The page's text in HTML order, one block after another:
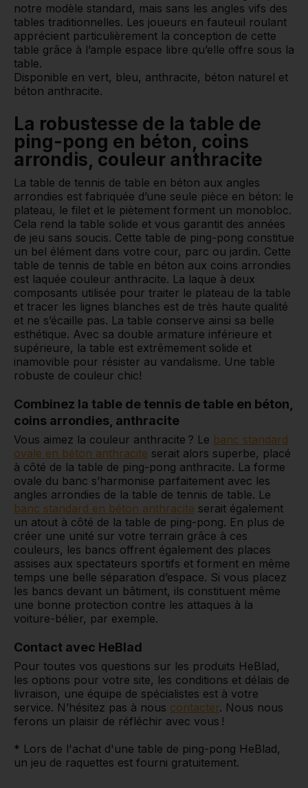
notre modèle standard, mais sans les angles vifs des
tables traditionnelles. Les joueurs en fauteuil roulant
apprécient particulièrement la conception de cette
table grâce à l’ample espace libre qu’elle offre sous la
table.
Disponible en vert, bleu, anthracite, béton naturel et
béton anthracite.
La robustesse de la table de
ping-pong en béton, coins
arrondis, couleur anthracite
La table de tennis de table en béton aux angles
arrondies est fabriquée d’une seule pièce en béton: le
plateau, le filet et le piètement forment un monobloc.
Cela rend la table solide et vous garantit des années
de jeu sans soucis. Cette table de ping-pong constitue
un bel élément dans votre cour, parc ou jardin. Cette
table de tennis de table en béton aux coins arrondies
est laquée couleur anthracite. La laque à deux
composants utilisée pour traiter le plateau de la table
et tracer les lignes blanches est de très haute qualité
et ne s’écaille pas. La table conserve ainsi sa belle
esthétique. Avec sa double armature inférieure et
supérieure, la table est extrêmement solide et
inamovible pour résister au vandalisme. Une table
robuste de couleur chic!
Combinez la table de tennis de table en béton,
coins arrondies, anthracite
Vous aimez la couleur anthracite ? Le banc standard
ovale en béton anthracite serait alors superbe, placé
à côté de la table de ping-pong anthracite. La forme
ovale du banc s’harmonise parfaitement avec les
angles arrondies de la table de tennis de table. Le
banc standard en béton anthracite serait également
un atout à côté de la table de ping-pong. En plus de
créer une unité sur votre terrain grâce à ces
couleurs, les bancs offrent également des places
assises aux spectateurs sportifs et forment en même
temps une belle séparation d’espace. Si vous placez
les bancs devant un bâtiment, ils constituent même
une bonne protection contre les attaques à la
voiture-bélier, par exemple.
Contact avec HeBlad
Pour toutes vos questions sur les produits HeBlad,
les options pour votre site, les conditions et délais de
livraison, une équipe de spécialistes est à votre
service. N’hésitez pas à nous contacter. Nous nous
ferons un plaisir de réfléchir avec vous !
* Lors de l'achat d'une table de ping-pong HeBlad,
un jeu de raquettes est fourni gratuitement.